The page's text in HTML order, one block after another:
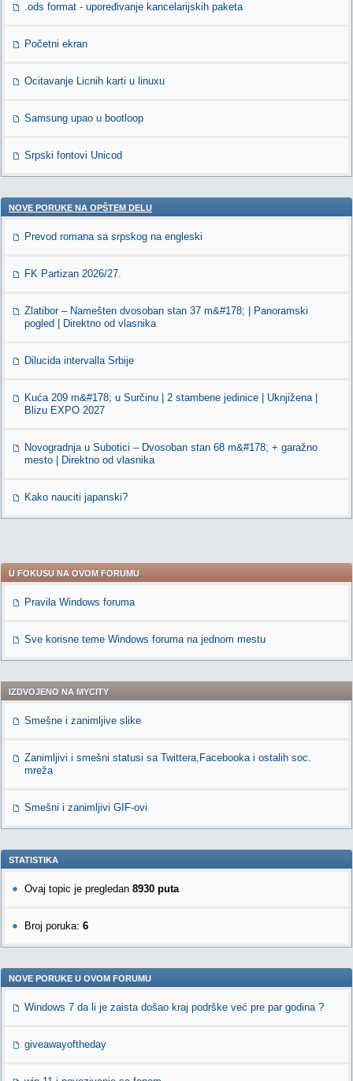
.ods format - upoređivanje kancelarijskih paketa
Početni ekran
Ocitavanje Licnih karti u linuxu
Samsung upao u bootloop
Srpski fontovi Unicod
NOVE PORUKE NA OPŠTEM DELU
Prevod romana sa srpskog na engleski
FK Partizan 2026/27.
Zlatibor – Namešten dvosoban stan 37 m&#178; | Panoramski
pogled | Direktno od vlasnika
Dilucida intervalla Srbije
Kuća 209 m&#178; u Surčinu | 2 stambene jedinice | Uknjižena |
Blizu EXPO 2027
Novogradnja u Subotici – Dvosoban stan 68 m&#178; + garažno
mesto | Direktno od vlasnika
Kako nauciti japanski?
U FOKUSU NA OVOM FORUMU
Pravila Windows foruma
Sve korisne teme Windows foruma na jednom mestu
IZDVOJENO NA MYCITY
Smešne i zanimljive slike
Zanimljivi i smešni statusi sa Twittera,Facebooka i ostalih soc.
mreža
Smešni i zanimljivi GIF-ovi
STATISTIKA
Ovaj topic je pregledan 8930 puta
Broj poruka: 6
NOVE PORUKE U OVOM FORUMU
Windows 7 da li je zaista došao kraj podrške već pre par godina ?
giveawayoftheday